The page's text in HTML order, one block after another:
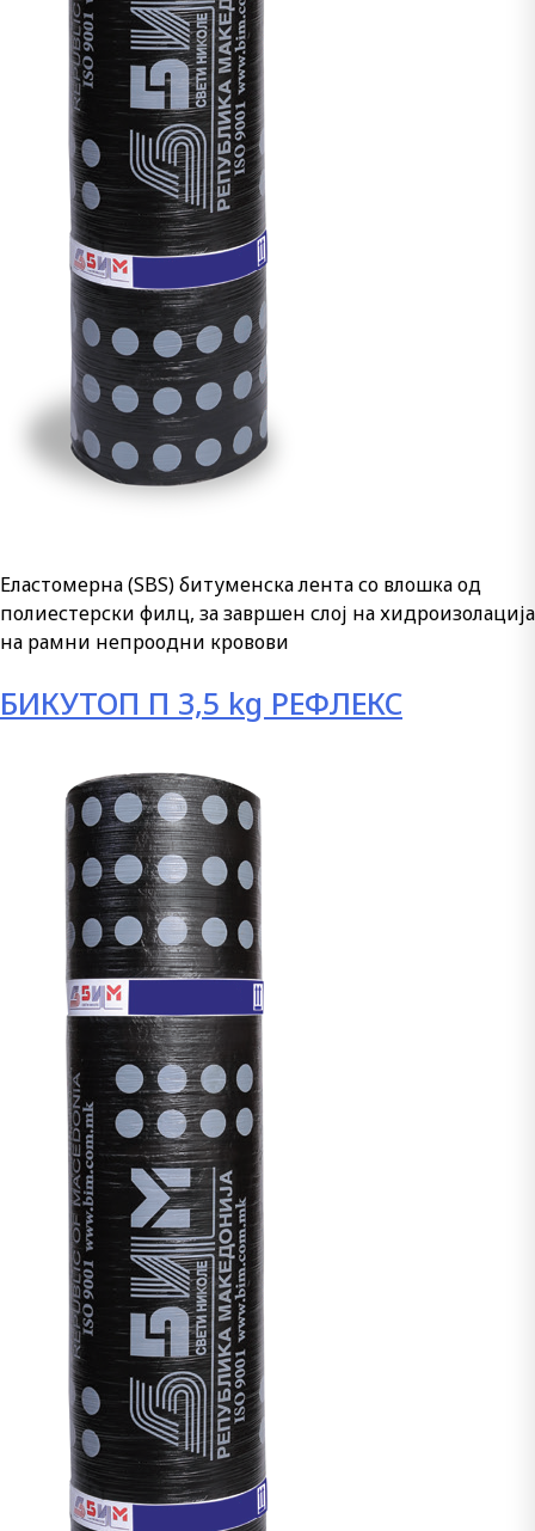
Еластомерна (SBS) битуменска лента со влошка од
полиестерски филц, за завршен слој на хидроизолација
на рамни непроодни кровови
БИКУТОП П 3,5 kg РЕФЛЕКС